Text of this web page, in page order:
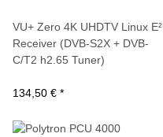
VU+ Zero 4K UHDTV Linux E²
Receiver (DVB-S2X + DVB-
C/T2 h2.65 Tuner)
134,50 € *